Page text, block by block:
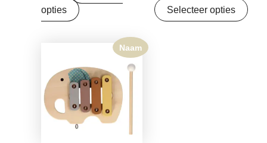
opties
Selecteer opties
Naam